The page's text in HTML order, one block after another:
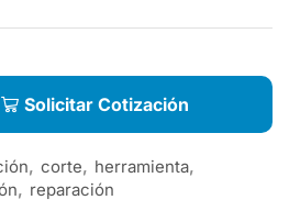
Solicitar Cotización
, corte, herramienta,
, reparación